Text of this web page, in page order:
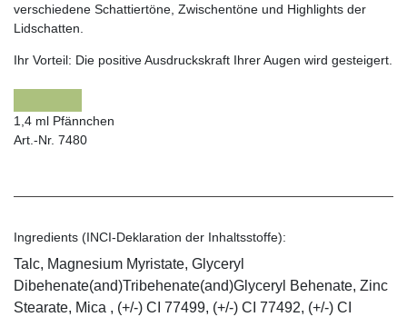
verschiedene Schattiertöne, Zwischentöne und Highlights der
Lidschatten.
Ihr Vorteil: Die positive Ausdruckskraft Ihrer Augen wird gesteigert.
1,4 ml Pfännchen
Art.-Nr. 7480
Ingredients (INCI-Deklaration der Inhaltsstoffe):
Talc, Magnesium Myristate, Glyceryl
Dibehenate(and)Tribehenate(and)Glyceryl Behenate, Zinc
Stearate, Mica , (+/-) CI 77499, (+/-) CI 77492, (+/-) CI